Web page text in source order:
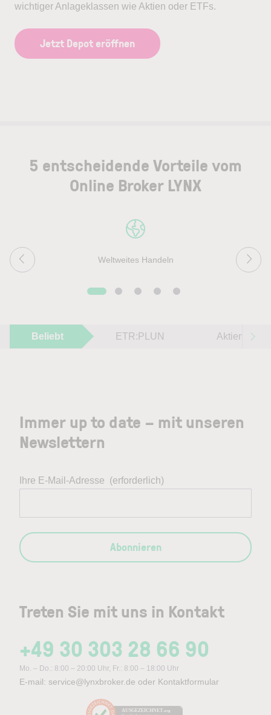
wichtiger Anlageklassen wie Aktien oder ETFs.
Jetzt Depot eröffnen
5 entscheidende Vorteile vom
Online Broker LYNX
Weltweites Handeln
Beliebt ETR:PLUN Aktien im
Treten Sie mit uns in Kontakt
+49 30 303 28 66 90
Mo. – Do.: 8:00 – 20:00 Uhr, Fr.: 8:00 – 18:00 Uhr
E-mail: service@lynxbroker.de oder Kontaktformular
AUSGEZEICHNET .org
Immer up to date – mit unseren
Newslettern
Ihre E-Mail-Adresse (erforderlich)
Abonnieren